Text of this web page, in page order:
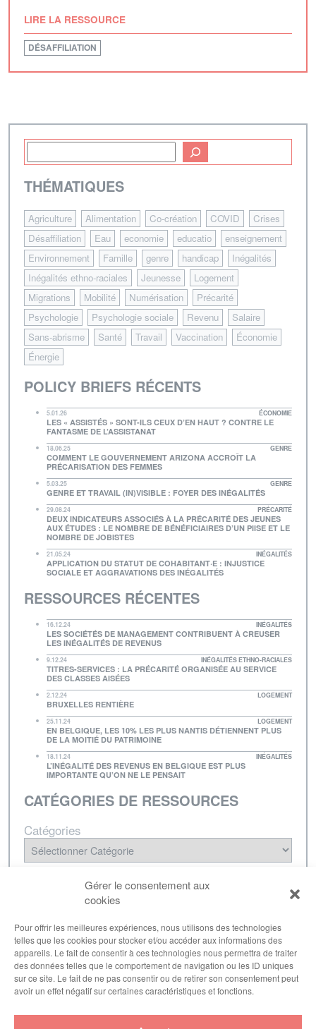
Gérer le consentement aux
cookies
Pour offrir les meilleures expériences, nous utilisons des technologies
telles que les cookies pour stocker et/ou accéder aux informations des
appareils. Le fait de consentir à ces technologies nous permettra de traiter
des données telles que le comportement de navigation ou les ID uniques
sur ce site. Le fait de ne pas consentir ou de retirer son consentement peut
avoir un effet négatif sur certaines caractéristiques et fonctions.
LIRE LA RESSOURCE
DÉSAFFILIATION
THÉMATIQUES
Agriculture Alimentation Co-création COVID
Crises
Désaffiliation
Eau economie educatio
enseignement
Environnement
Famille genre handicap
Inégalités
Inégalités ethno-raciales
Jeunesse
Logement
Migrations
Mobilité Numérisation
Précarité
Psychologie
Psychologie sociale Revenu
Salaire
Sans-abrisme
Santé Travail Vaccination
Économie
Énergie
POLICY BRIEFS RÉCENTS
5.01.26 ÉCONOMIE
LES « ASSISTÉS » SONT-ILS CEUX D’EN HAUT ? CONTRE LE
FANTASME DE L’ASSISTANAT
18.06.25 GENRE
COMMENT LE GOUVERNEMENT ARIZONA ACCROÎT LA
PRÉCARISATION DES FEMMES
5.03.25 GENRE
GENRE ET TRAVAIL (IN)VISIBLE : FOYER DES INÉGALITÉS
29.08.24 PRÉCARITÉ
DEUX INDICATEURS ASSOCIÉS À LA PRÉCARITÉ DES JEUNES
AUX ÉTUDES : LE NOMBRE DE BÉNÉFICIAIRES D’UN PIISE ET LE
NOMBRE DE JOBISTES
21.05.24 INÉGALITÉS
APPLICATION DU STATUT DE COHABITANT·E : INJUSTICE
SOCIALE ET AGGRAVATIONS DES INÉGALITÉS
RESSOURCES RÉCENTES
16.12.24 INÉGALITÉS
LES SOCIÉTÉS DE MANAGEMENT CONTRIBUENT À CREUSER
LES INÉGALITÉS DE REVENUS
9.12.24 INÉGALITÉS ETHNO-RACIALES
TITRES-SERVICES : LA PRÉCARITÉ ORGANISÉE AU SERVICE
DES CLASSES AISÉES
2.12.24 LOGEMENT
BRUXELLES RENTIÈRE
25.11.24 LOGEMENT
EN BELGIQUE, LES 10% LES PLUS NANTIS DÉTIENNENT PLUS
DE LA MOITIÉ DU PATRIMOINE
18.11.24 INÉGALITÉS
L’INÉGALITÉ DES REVENUS EN BELGIQUE EST PLUS
IMPORTANTE QU’ON NE LE PENSAIT
CATÉGORIES DE RESSOURCES
Catégories
NEWSLETTER
être tenu·e au courant de nos dernières
publications.